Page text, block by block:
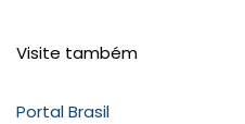
Visite também
Portal Brasil